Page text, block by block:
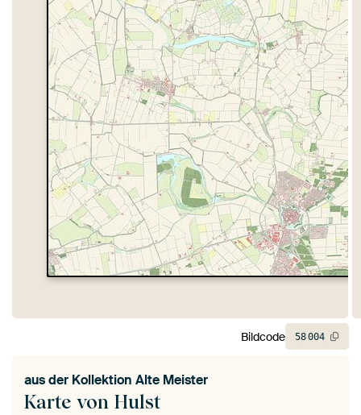
Karte von Hulst
aus der Kollektion Alte Meister
Bildcode 58004